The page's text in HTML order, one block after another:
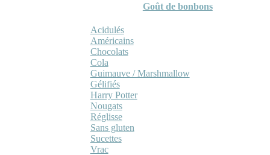
Goût de bonbons
Acidulés
Américains
Chocolats
Cola
Guimauve / Marshmallow
Gélifiés
Harry Potter
Nougats
Réglisse
Sans gluten
Sucettes
Vrac